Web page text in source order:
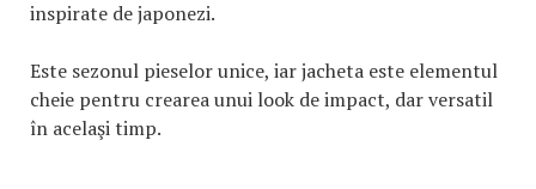
inspirate de japonezi.
Este sezonul pieselor unice, iar jacheta este elementul
cheie pentru crearea unui look de impact, dar versatil
în acelaşi timp.